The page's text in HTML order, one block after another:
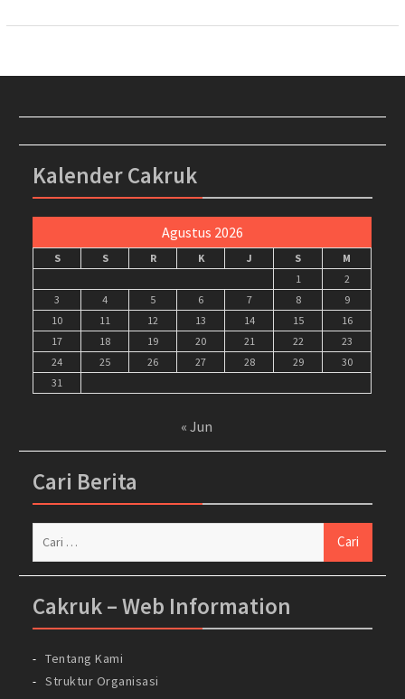
Kalender Cakruk
Agustus 2026
S S R K J S
M
1
2
3
4 5 6 7 8
9
10
11 12 13 14 15
16
17
18 19 20 21 22
23
24
25 26 27 28 29
30
31
« Jun
Cari Berita
Cakruk – Web Information
Tentang Kami
Struktur Organisasi